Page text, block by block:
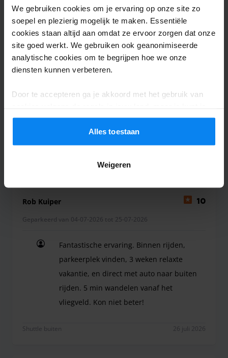
We gebruiken cookies om je ervaring op onze site zo
soepel en plezierig mogelijk te maken. Essentiële
cookies staan altijd aan omdat ze ervoor zorgen dat onze
site goed werkt. We gebruiken ook geanonimiseerde
analytische cookies om te begrijpen hoe we onze
diensten kunnen verbeteren.
Door te accepteren ga je akkoord met het gebruik van
instellingen op elk moment aanpassen. Bekijk voor alle
Privacybeleid.
Alles toestaan
Weigeren
Anoniem 10
Geparkeerd van 16-07-2026 tot 21-07-2026
afstand van de luchthaven.
Prima geregeld . Duidelijk En op korte afstand
Rob Kuiper 10
Geparkeerd van 04-07-2026 tot 25-07-2026
Fantastische ervaring. Binnen rijden,
parkeerplek vinden, 3 weken relaxte
vakantie, en direct met auto naar buiten
rijden. 5 min wandelen vanaf het
vliegveld. Kon niet beter!
Shuttle buiten 26 juli 2026